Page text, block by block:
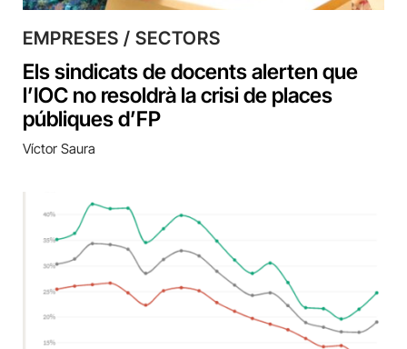
EMPRESES / SECTORS
Els sindicats de docents alerten que
l’IOC no resoldrà la crisi de places
públiques d’FP
Víctor Saura